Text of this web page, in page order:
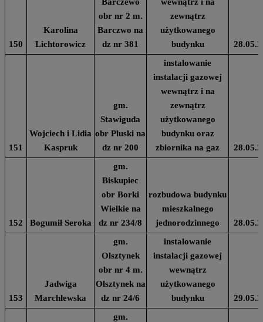
150
Karolina
Lichtorowicz
obr nr 2 m.
Barczwo na
dz nr 381
zewnątrz
użytkowanego
budynku
151
Wojciech i Lidia
Kaspruk
gm.
Stawiguda
obr Pluski na
dz nr 200
instalowanie
instalacji gazowej
wewnątrz i na
zewnątrz
użytkowanego
budynku oraz
zbiornika na gaz
152 Bogumił Seroka
gm.
Biskupiec
obr Borki
Wielkie na
dz nr 234/8
rozbudowa budynku
mieszkalnego
jednorodzinnego
153
Jadwiga
Marchlewska
gm.
Olsztynek
obr nr 4 m.
Olsztynek na
dz nr 24/6
instalowanie
instalacji gazowej
wewnątrz
użytkowanego
budynku
gm.